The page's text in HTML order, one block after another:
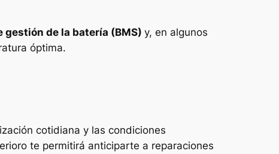
gestión de la batería (BMS) y, en algunos
óptima.
cotidiana y las condiciones
te permitirá anticiparte a reparaciones